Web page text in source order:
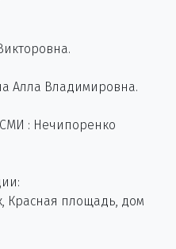
Алла Владимировна.
: Нечипоренко
Красная площадь, дом